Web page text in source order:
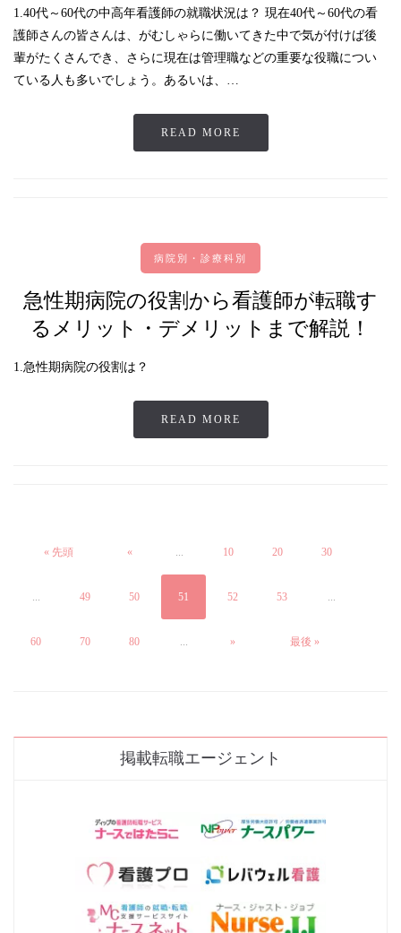
1.40代～60代の中高年看護師の就職状況は？ 現在40代～60代の看
護師さんの皆さんは、がむしゃらに働いてきた中で気が付けば後
輩がたくさんでき、さらに現在は管理職などの重要な役職につい
ている人も多いでしょう。あるいは、…
READ MORE
病院別・診療科別
急性期病院の役割から看護師が転職す
るメリット・デメリットまで解説！
1.急性期病院の役割は？
READ MORE
« 先頭 « 10 20 30
49 50 51 52 53
60 70 80 » 最後 »
掲載転職エージェント